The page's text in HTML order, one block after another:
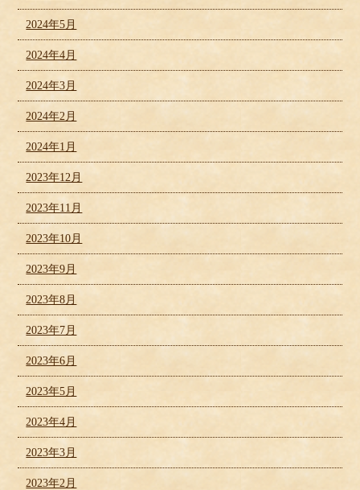
2024年5月
2024年4月
2024年3月
2024年2月
2024年1月
2023年12月
2023年11月
2023年10月
2023年9月
2023年8月
2023年7月
2023年6月
2023年5月
2023年4月
2023年3月
2023年2月